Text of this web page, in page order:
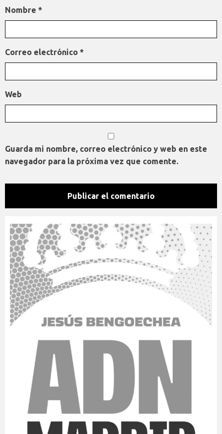
Nombre *
Correo electrónico *
Web
Guarda mi nombre, correo electrónico y web en este
navegador para la próxima vez que comente.